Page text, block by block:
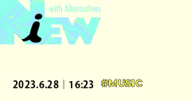
2023.6.28｜16:23 #MUSIC